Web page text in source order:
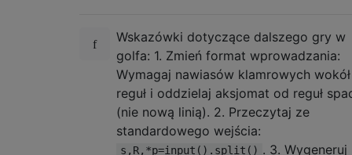
Wskazówki dotyczące dalszego gry w
golfa: 1. Zmień format wprowadzania:
Wymagaj nawiasów klamrowych wokół
reguł i oddzielaj aksjomat od reguł
(nie nową linią). 2. Przeczytaj ze
standardowego wejścia:
s,R,*p=input().split() . 3. Wygeneruj